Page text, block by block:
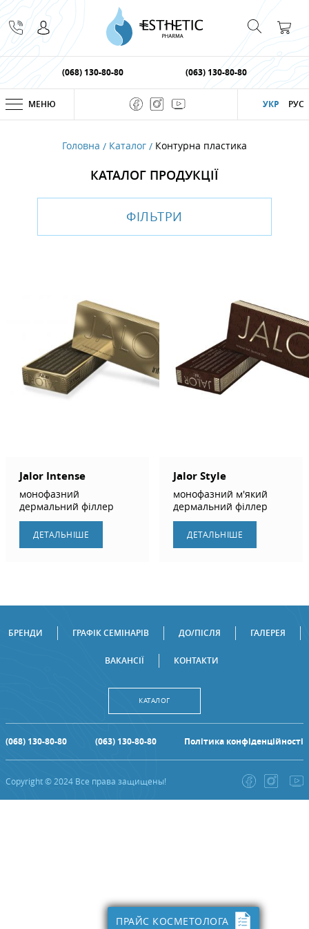
(068) 130-80-80 (063) 130-80-80
УКР РУС
МЕНЮ
Головна Каталог Контурна пластика
КАТАЛОГ ПРОДУКЦІЇ
ФІЛЬТРИ
Jalor Intense
монофазний
дермальний філлер
ДЕТАЛЬНIШЕ
Jalor Style
монофазний м'який
дермальний філлер
ДЕТАЛЬНIШЕ
ПРАЙС КОСМЕТОЛОГА
БРЕНДИ ГРАФІК СЕМІНАРІВ ДО/ПІСЛЯ ГАЛЕРЕЯ
ВАКАНСІЇ КОНТАКТИ
КАТАЛОГ
(068) 130-80-80 (063) 130-80-80 Політика конфіденційності
Copyright © 2024 Все права защищены!